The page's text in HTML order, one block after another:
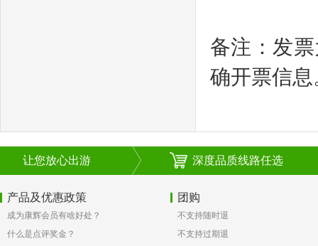
备注：发
确开票信息
让您放心出游 深度品质线路任选
产品及优惠政策
成为康辉会员有啥好处？
什么是点评奖金？
团购
不支持随时退
不支持过期退